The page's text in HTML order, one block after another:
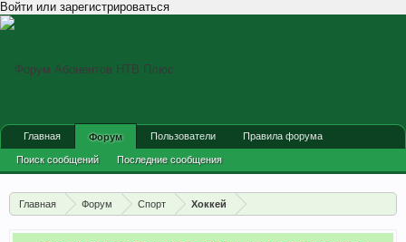
Войти или зарегистрироваться
Главная Форум Спорт Хоккей
Главная Форум
Поиск сообщений Последние сообщения
Пользователи Правила форума